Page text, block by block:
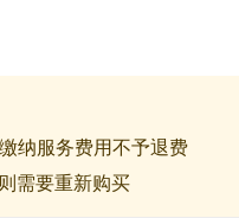
纳服务费用不予退费
需要重新购买